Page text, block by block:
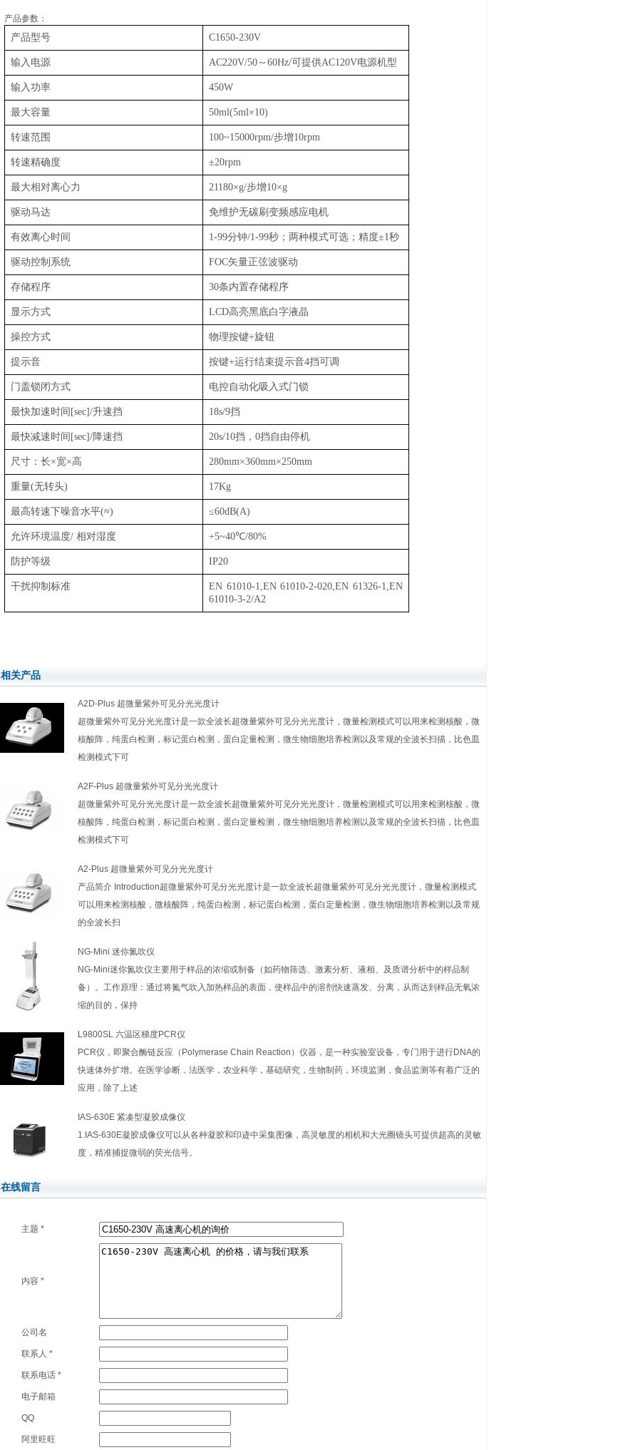
产品参数：
产品型号 C1650-230V
输入电源 AC220V/50～60Hz/可提供AC120V电源机型
输入功率 450W
最大容量 50ml(5ml×10)
转速范围 100~15000rpm/步增10rpm
转速精确度 ±20rpm
最大相对离心力 21180×g/步增10×g
驱动马达 免维护无碳刷变频感应电机
有效离心时间 1-99分钟/1-99秒 ； 两种模式可选 ； 精度±1秒
驱动控制系统 FOC矢量正弦波驱动
存储程序 30条内置存储程序
显示方式 LCD高亮黑底白字液晶
操控方式 物理按键+旋钮
提示音 按键+运行结束提示音4挡可调
门盖锁闭方式 电控自动化吸入式门锁
最快加速时间 [sec]/升速挡 18s/9挡
最快减速时间 [sec]/降速挡 20s/10挡 ，0挡自由停机
尺寸 ： 长×宽×高 280mm×360mm×250mm
重量(无转头) 17Kg
最高转速下噪音水平(≈) ≤60dB(A)
允许环境温度/ 相对湿度 +5~40℃/80%
防护等级 IP20
干扰抑制标准
EN 61010-1,EN 61010-2-020,EN 61326-1,EN
61010-3-2/A2
相关产品
A2D-Plus 超微量紫外可见分光光度计
超微量紫外可见分光光度计是一款全波长超微量紫外可见分光光度计，微量检测模式可以用来检测核酸，微
核酸阵，纯蛋白检测，标记蛋白检测，蛋白定量检测，微生物细胞培养检测以及常规的全波长扫描，比色皿
检测模式下可
A2F-Plus 超微量紫外可见分光光度计
超微量紫外可见分光光度计是一款全波长超微量紫外可见分光光度计，微量检测模式可以用来检测核酸，微
核酸阵，纯蛋白检测，标记蛋白检测，蛋白定量检测，微生物细胞培养检测以及常规的全波长扫描，比色皿
检测模式下可
A2-Plus 超微量紫外可见分光光度计
产品简介 Introduction超微量紫外可见分光光度计是一款全波长超微量紫外可见分光光度计，微量检测模式
可以用来检测核酸，微核酸阵，纯蛋白检测，标记蛋白检测，蛋白定量检测，微生物细胞培养检测以及常规
的全波长扫
NG-Mini 迷你氮吹仪
NG-Mini迷你氮吹仪主要用于样品的浓缩或制备（如药物筛选、激素分析、液相、及质谱分析中的样品制
备）。工作原理：通过将氮气吹入加热样品的表面，使样品中的溶剂快速蒸发、分离，从而达到样品无氧浓
缩的目的，保持
L9800SL 六温区梯度PCR仪
PCR仪，即聚合酶链反应（Polymerase Chain Reaction）仪器，是一种实验室设备，专门用于进行DNA的
快速体外扩增。在医学诊断，法医学，农业科学，基础研究，生物制药，环境监测，食品监测等有着广泛的
应用，除了上述
IAS-630E 紧凑型凝胶成像仪
1.IAS-630E凝胶成像仪可以从各种凝胶和印迹中采集图像，高灵敏度的相机和大光圈镜头可提供超高的灵敏
度，精准捕捉微弱的荧光信号。
在线留言
主题 *
内容 *
公司名
联系人 *
联系电话 *
电子邮箱
QQ
阿里旺旺